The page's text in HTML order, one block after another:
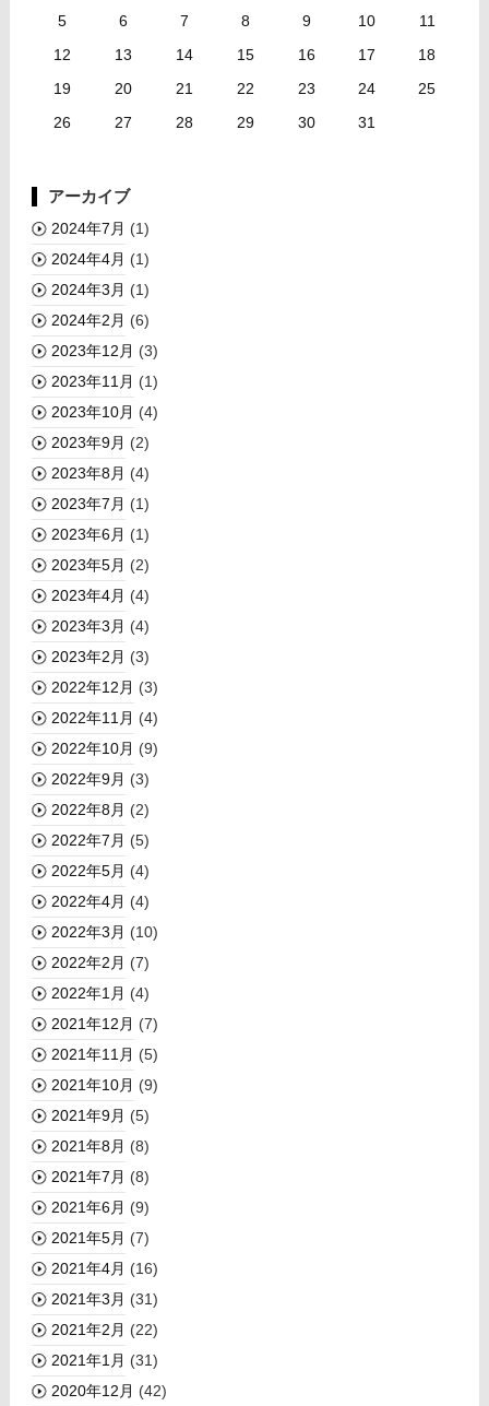
5
6 7 8 9 10
11
12
13 14 15 16 17
18
19
20 21 22 23 24
25
26
27 28 29 30 31
アーカイブ
2024年7月 (1)
2024年4月 (1)
2024年3月 (1)
2024年2月 (6)
2023年12月 (3)
2023年11月 (1)
2023年10月 (4)
2023年9月 (2)
2023年8月 (4)
2023年7月 (1)
2023年6月 (1)
2023年5月 (2)
2023年4月 (4)
2023年3月 (4)
2023年2月 (3)
2022年12月 (3)
2022年11月 (4)
2022年10月 (9)
2022年9月 (3)
2022年8月 (2)
2022年7月 (5)
2022年5月 (4)
2022年4月 (4)
2022年3月 (10)
2022年2月 (7)
2022年1月 (4)
2021年12月 (7)
2021年11月 (5)
2021年10月 (9)
2021年9月 (5)
2021年8月 (8)
2021年7月 (8)
2021年6月 (9)
2021年5月 (7)
2021年4月 (16)
2021年3月 (31)
2021年2月 (22)
2021年1月 (31)
2020年12月 (42)